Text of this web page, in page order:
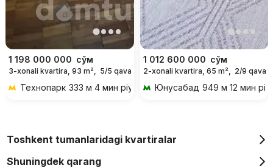
1 198 000 000 сўм
3-xonali kvartira, 93 m², 5/5 qavat
Технопарк 333 м 4 мин piyoda
1 012 600 000 сўм
2-xonali kvartira, 65 m², 2/9 qavat
Юнусабад 949 м 12 мин
Toshkent tumanlaridagi kvartiralar
Shuningdek qarang